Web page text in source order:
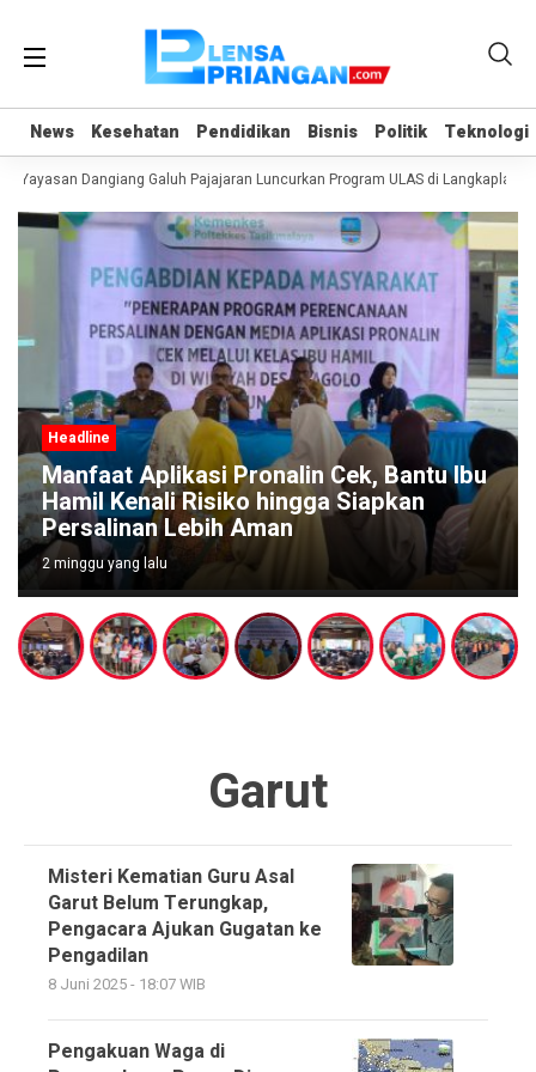
News Kesehatan Pendidikan Bisnis Politik Teknologi
News Kesehatan Pendidikan Bisnis Politik Teknologi
Dangiang Galuh Pajajaran Luncurkan Program ULAS di Langkaplancar
Headline
Manfaat Aplikasi Pronalin Cek, Bantu Ibu
Hamil Kenali Risiko hingga Siapkan
Persalinan Lebih Aman
2 minggu yang lalu
Garut
Misteri Kematian Guru Asal
Garut Belum Terungkap,
Pengacara Ajukan Gugatan ke
Pengadilan
8 Juni 2025 - 18:07 WIB
Pengakuan Waga di